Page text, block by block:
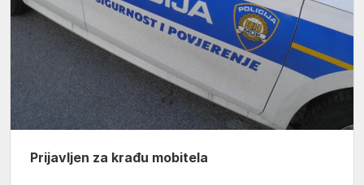
Prijavljen za krađu mobitela